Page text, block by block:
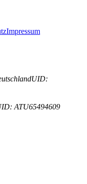
Impressum
UID:
ATU65494609